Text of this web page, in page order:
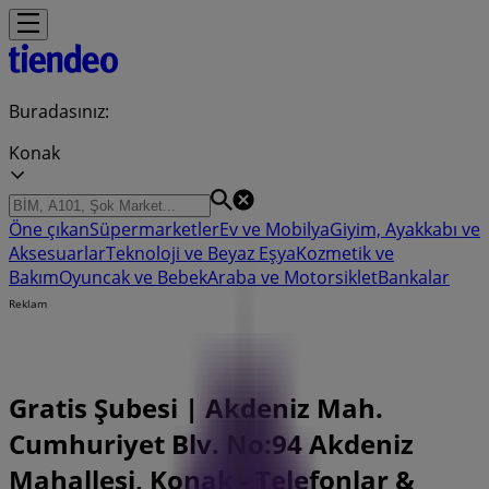
Buradasınız:
Konak
Öne çıkanSüpermarketlerEv ve MobilyaGiyim, Ayakkabı ve
AksesuarlarTeknoloji ve Beyaz EşyaKozmetik ve
BakımOyuncak ve BebekAraba ve MotorsikletBankalar
Reklam
Gratis Şubesi | Akdeniz Mah.
Cumhuriyet Blv. No:94 Akdeniz
Mahallesi, Konak - Telefonlar &